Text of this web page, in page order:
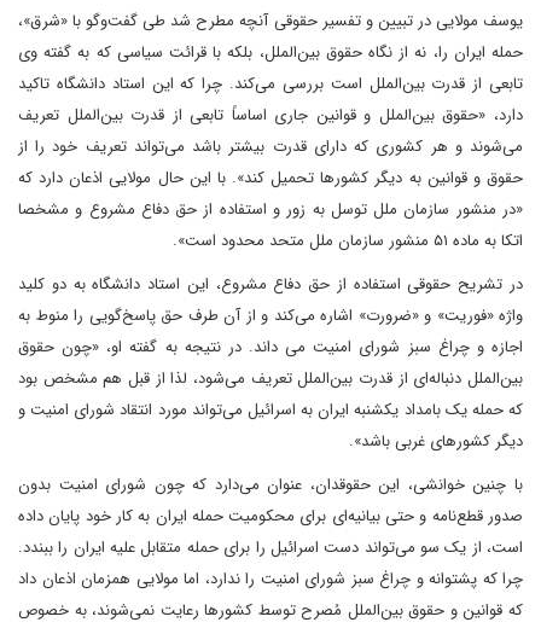
یوسف مولایی در تبیین و تفسیر حقوقی آنچه مطرح شد طی گفت‌وگو با «شرق»،
حمله ایران را، نه از نگاه حقوق بین‌الملل، بلکه با قرائت سیاسی که به گفته وی
تابعی از قدرت بین‌الملل است بررسی می‌کند. چرا که این استاد دانشگاه تاکید
دارد، «حقوق بین‌الملل و قوانین جاری اساساً تابعی از قدرت بین‌الملل تعریف
می‌شوند و هر کشوری که دارای قدرت بیشتر باشد می‌تواند تعریف خود را از
حقوق و قوانین به دیگر کشورها تحمیل کند». با این حال مولایی اذعان دارد که
«در منشور سازمان ملل توسل به زور و استفاده از حق دفاع مشروع و مشخصا
اتکا به ماده ۵۱ منشور سازمان ملل متحد محدود است».
در تشریح حقوقی استفاده از حق دفاع مشروع، این استاد دانشگاه به دو کلید
واژه «فوریت» و «ضرورت» اشاره می‌کند و از آن طرف حق پاسخ‌گویی را منوط به
اجازه و چراغ سبز شورای امنیت می‌ داند. در نتیجه به گفته او، «چون حقوق
بین‌الملل دنباله‌ای از قدرت بین‌الملل تعریف می‌شود، لذا از قبل هم مشخص بود
که حمله یک بامداد یکشنبه ایران به اسرائیل می‌تواند مورد انتقاد شورای امنیت و
دیگر کشورهای غربی باشد».
با چنین خوانشی، این حقوقدان، عنوان می‌دارد که چون شورای امنیت بدون
صدور قطع‌نامه و حتی بیانیه‌ای برای محکومیت حمله ایران به کار خود پایان داده
است، از یک سو می‌تواند دست اسرائیل را برای حمله متقابل علیه ایران را ببندد.
چرا که پشتوانه و چراغ سبز شورای امنیت را ندارد، اما مولایی همزمان اذعان داد
که قوانین و حقوق بین‌الملل مُصرح توسط کشورها رعایت نمی‌شوند، به خصوص